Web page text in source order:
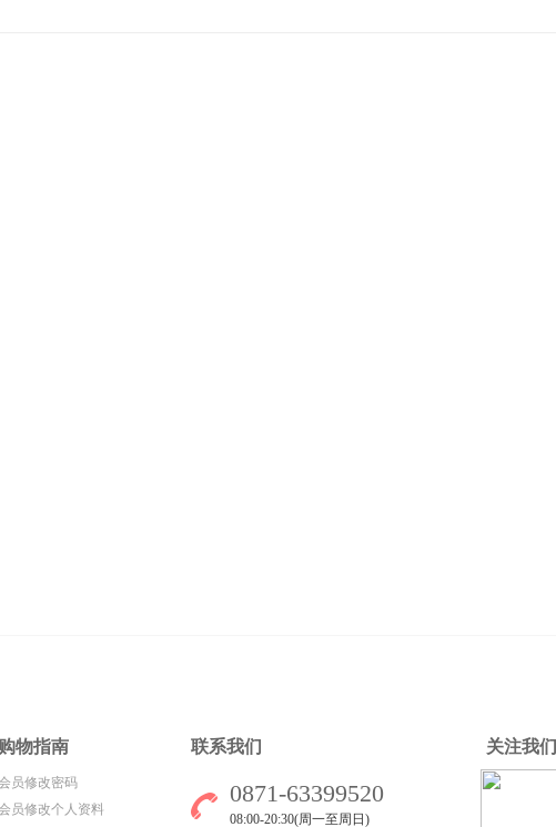
购物指南
员修改密码
员修改个人资料
联系我们
0871-63399520
08:00-20:30(周一至周日)
关注我们